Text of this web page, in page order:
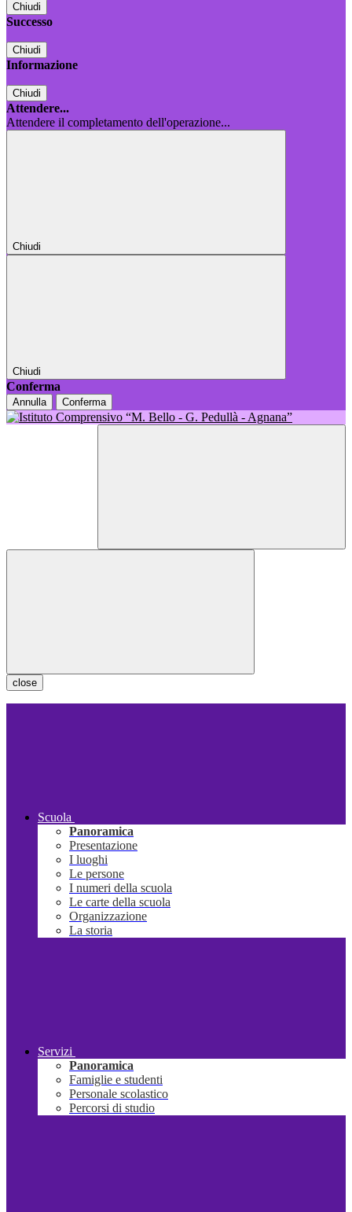
Chiudi
Successo
Chiudi
Informazione
Chiudi
Attendere...
Attendere il completamento dell'operazione...
Chiudi
Chiudi
Conferma
Annulla Conferma
close
Scuola
Panoramica
Presentazione
I luoghi
Le persone
I numeri della scuola
Le carte della scuola
Organizzazione
La storia
Servizi
Panoramica
Famiglie e studenti
Personale scolastico
Percorsi di studio